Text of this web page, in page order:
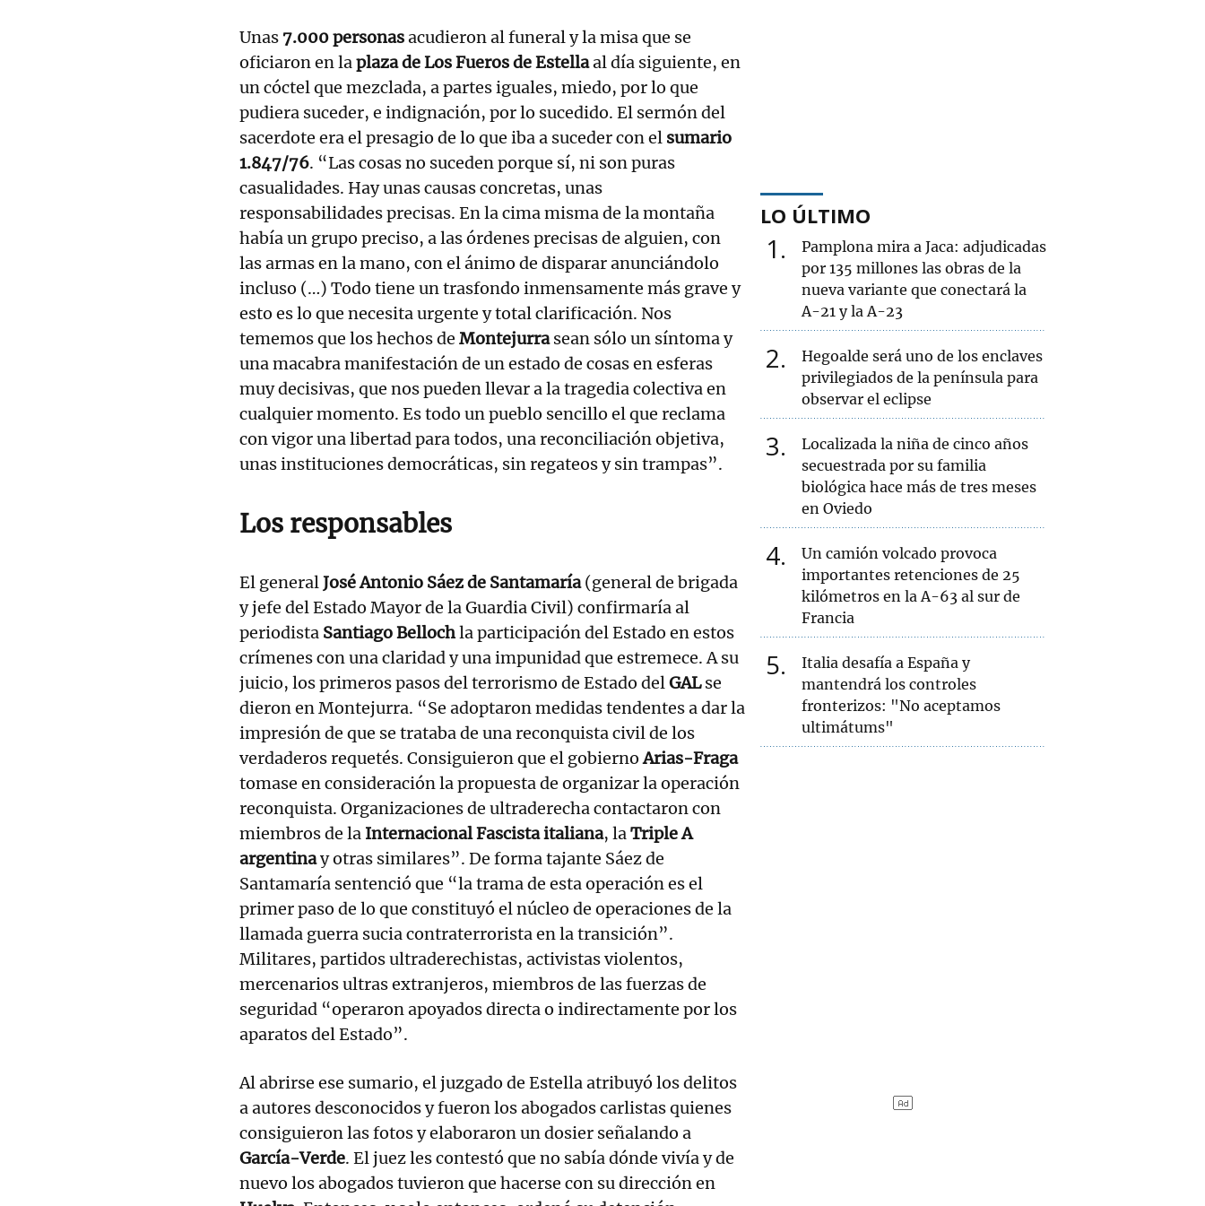
Unas 7.000 personasacudieron al funeral y la misa que se
oficiaron en laplaza de Los Fueros de Estellaal día siguiente, en
un cóctel que mezclada, a partes iguales, miedo, por lo que
pudiera suceder, e indignación, por lo sucedido. El sermón del
sacerdote era el presagio de lo que iba a suceder con el sumario
1.847/76. “Las cosas no suceden porque sí, ni son puras
casualidades. Hay unas causas concretas, unas
responsabilidades precisas. En la cima misma de la montaña
había un grupo preciso, a las órdenes precisas de alguien, con
las armas en la mano, con el ánimo de disparar anunciándolo
incluso (…) Todo tiene un trasfondo inmensamente más grave y
esto es lo que necesita urgente y total clarificación. Nos
tememos que los hechos de Montejurrasean sólo un síntoma y
una macabra manifestación de un estado de cosas en esferas
muy decisivas, que nos pueden llevar a la tragedia colectiva en
cualquier momento. Es todo un pueblo sencillo el que reclama
con vigor una libertad para todos, una reconciliación objetiva,
unas instituciones democráticas, sin regateos y sin trampas”.
Los responsables
El generalJosé Antonio Sáez de Santamaría(general de brigada
y jefe del Estado Mayor de la Guardia Civil) confirmaría al
periodista Santiago Bellochla participación del Estado en estos
crímenes con una claridad y una impunidad que estremece. A su
juicio, los primeros pasos del terrorismo de Estado delGALse
dieron en Montejurra. “Se adoptaron medidas tendentes a dar la
impresión de que se trataba de una reconquista civil de los
verdaderos requetés. Consiguieron que el gobiernoArias-Fraga
tomase en consideración la propuesta de organizar la operación
reconquista. Organizaciones de ultraderecha contactaron con
miembros de la Internacional Fascista italiana, laTriple A
argentinay otras similares”. De forma tajante Sáez de
Santamaría sentenció que “la trama de esta operación es el
primer paso de lo que constituyó el núcleo de operaciones de la
llamada guerra sucia contraterrorista en la transición”.
Militares, partidos ultraderechistas, activistas violentos,
mercenarios ultras extranjeros, miembros de las fuerzas de
seguridad “operaron apoyados directa o indirectamente por los
aparatos del Estado”.
Al abrirse ese sumario, el juzgado de Estella atribuyó los delitos
a autores desconocidos y fueron los abogados carlistas quienes
consiguieron las fotos y elaboraron un dosier señalando a
García-Verde. El juez les contestó que no sabía dónde vivía y de
nuevo los abogados tuvieron que hacerse con su dirección en
LO ÚLTIMO
1
Pamplona mira a Jaca: adjudicadas
por 135 millones las obras de la
nueva variante que conectará la
A-21 y la A-23
2
Hegoalde será uno de los enclaves
privilegiados de la península para
observar el eclipse
3
Localizada la niña de cinco años
secuestrada por su familia
biológica hace más de tres meses
en Oviedo
4
Un camión volcado provoca
importantes retenciones de 25
kilómetros en la A-63 al sur de
Francia
5
Italia desafía a España y
mantendrá los controles
fronterizos: "No aceptamos
ultimátums"